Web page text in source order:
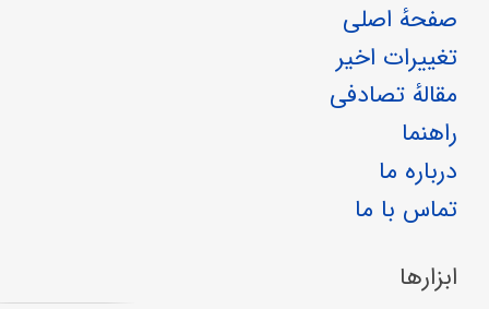
صفحهٔ اصلی
تغییرات اخیر
مقالهٔ تصادفی
راهنما
درباره ما
تماس با ما
ابزارها